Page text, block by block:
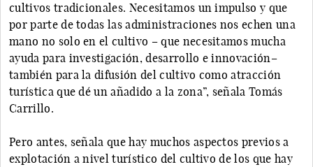
cultivos tradicionales. Necesitamos un impulso y que
por parte de todas las administraciones nos echen una
mano no solo en el cultivo – que necesitamos mucha
ayuda para investigación, desarrollo e innovación–
también para la difusión del cultivo como atracción
turística que dé un añadido a la zona”, señala Tomás
Carrillo.
Pero antes, señala que hay muchos aspectos previos a
explotación a nivel turístico del cultivo de los que hay